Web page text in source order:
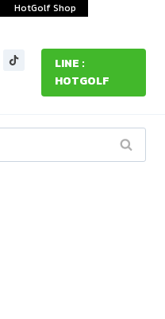
HotGolf Shop
LINE :
HOTGOLF